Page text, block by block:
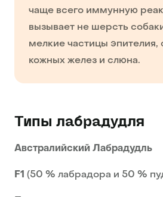
чаще всего иммунную
вызывает не шерсть
мелкие частицы эпителия,
кожных желез и слюна.
Типы лабрадудля
Австралийский Лабрадудль
F1 (50 % лабрадора и 50 %